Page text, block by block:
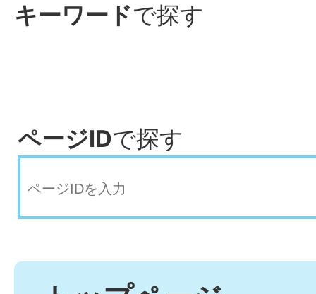
キーワードで探す
ページIDで探す